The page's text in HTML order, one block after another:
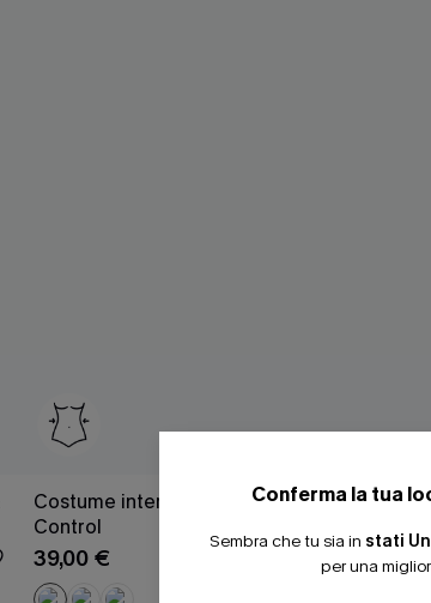
Costume intero Lucky Break Tummy
Control
39,00 €
Conferma la tua
Sembra che tu sia in stati
per una